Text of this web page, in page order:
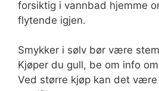
forsiktig i vannbad hjemme
flytende igjen.
Smykker i sølv bør være
Kjøper du gull, be om info
Ved større kjøp kan det